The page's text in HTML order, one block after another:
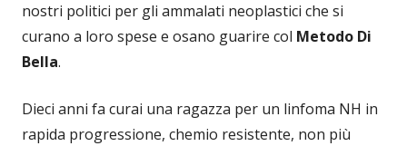
nostri politici per gli ammalati neoplastici che si
curano a loro spese e osano guarire col Metodo Di
Bella.
Dieci anni fa curai una ragazza per un linfoma NH in
rapida progressione, chemio resistente, non più